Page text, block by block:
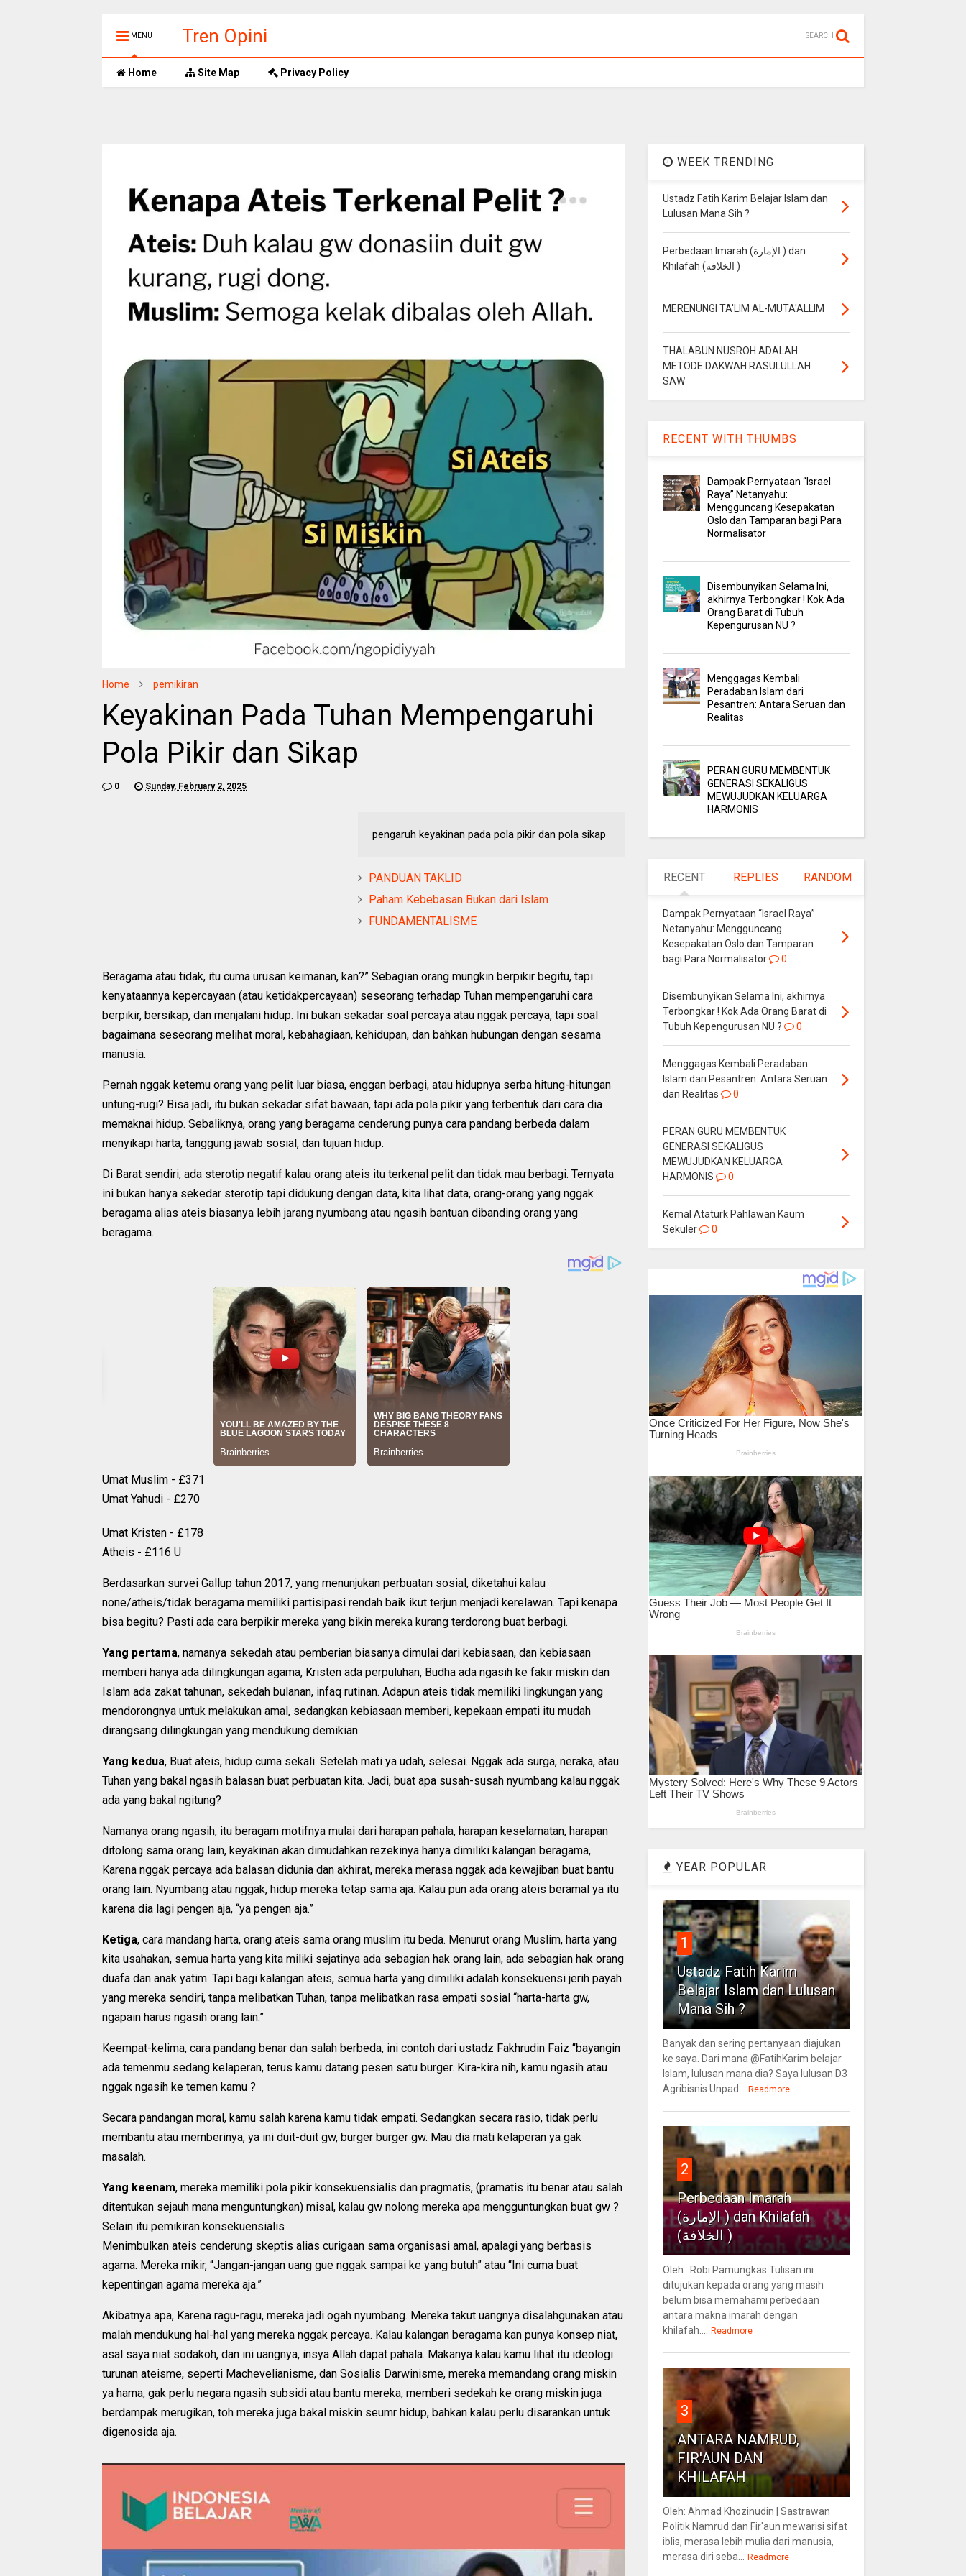
MENU Tren Opini SEARCH
Home Site Map Privacy Policy
Home pemikiran
Keyakinan Pada Tuhan Mempengaruhi
Pola Pikir dan Sikap
0 Sunday, February 2, 2025
pengaruh keyakinan pada pola pikir dan pola sikap
PANDUAN TAKLID
Paham Kebebasan Bukan dari Islam
FUNDAMENTALISME
Beragama atau tidak, itu cuma urusan keimanan, kan?” Sebagian orang mungkin berpikir begitu, tapi
kenyataannya kepercayaan (atau ketidakpercayaan) seseorang terhadap Tuhan mempengaruhi cara
berpikir, bersikap, dan menjalani hidup. Ini bukan sekadar soal percaya atau nggak percaya, tapi soal
bagaimana seseorang melihat moral, kebahagiaan, kehidupan, dan bahkan hubungan dengan sesama
manusia.
Pernah nggak ketemu orang yang pelit luar biasa, enggan berbagi, atau hidupnya serba hitung-hitungan
untung-rugi? Bisa jadi, itu bukan sekadar sifat bawaan, tapi ada pola pikir yang terbentuk dari cara dia
memaknai hidup. Sebaliknya, orang yang beragama cenderung punya cara pandang berbeda dalam
menyikapi harta, tanggung jawab sosial, dan tujuan hidup.
Di Barat sendiri, ada sterotip negatif kalau orang ateis itu terkenal pelit dan tidak mau berbagi. Ternyata
ini bukan hanya sekedar sterotip tapi didukung dengan data, kita lihat data, orang-orang yang nggak
beragama alias ateis biasanya lebih jarang nyumbang atau ngasih bantuan dibanding orang yang
beragama.
Umat Muslim - £371
Umat Yahudi - £270
Umat Kristen - £178
Atheis - £116 U
Berdasarkan survei Gallup tahun 2017, yang menunjukan perbuatan sosial, diketahui kalau
none/atheis/tidak beragama memiliki partisipasi rendah baik ikut terjun menjadi kerelawan. Tapi kenapa
bisa begitu? Pasti ada cara berpikir mereka yang bikin mereka kurang terdorong buat berbagi.
Yang pertama, namanya sekedah atau pemberian biasanya dimulai dari kebiasaan, dan kebiasaan
memberi hanya ada dilingkungan agama, Kristen ada perpuluhan, Budha ada ngasih ke fakir miskin dan
Islam ada zakat tahunan, sekedah bulanan, infaq rutinan. Adapun ateis tidak memiliki lingkungan yang
mendorongnya untuk melakukan amal, sedangkan kebiasaan memberi, kepekaan empati itu mudah
dirangsang dilingkungan yang mendukung demikian.
Yang kedua, Buat ateis, hidup cuma sekali. Setelah mati ya udah, selesai. Nggak ada surga, neraka, atau
Tuhan yang bakal ngasih balasan buat perbuatan kita. Jadi, buat apa susah-susah nyumbang kalau nggak
ada yang bakal ngitung?
Namanya orang ngasih, itu beragam motifnya mulai dari harapan pahala, harapan keselamatan, harapan
ditolong sama orang lain, keyakinan akan dimudahkan rezekinya hanya dimiliki kalangan beragama,
Karena nggak percaya ada balasan didunia dan akhirat, mereka merasa nggak ada kewajiban buat bantu
orang lain. Nyumbang atau nggak, hidup mereka tetap sama aja. Kalau pun ada orang ateis beramal ya itu
karena dia lagi pengen aja, “ya pengen aja.”
Ketiga, cara mandang harta, orang ateis sama orang muslim itu beda. Menurut orang Muslim, harta yang
kita usahakan, semua harta yang kita miliki sejatinya ada sebagian hak orang lain, ada sebagian hak orang
duafa dan anak yatim. Tapi bagi kalangan ateis, semua harta yang dimiliki adalah konsekuensi jerih payah
yang mereka sendiri, tanpa melibatkan Tuhan, tanpa melibatkan rasa empati sosial “harta-harta gw,
ngapain harus ngasih orang lain.”
Keempat-kelima, cara pandang benar dan salah berbeda, ini contoh dari ustadz Fakhrudin Faiz “bayangin
ada temenmu sedang kelaperan, terus kamu datang pesen satu burger. Kira-kira nih, kamu ngasih atau
nggak ngasih ke temen kamu ?
Secara pandangan moral, kamu salah karena kamu tidak empati. Sedangkan secara rasio, tidak perlu
membantu atau memberinya, ya ini duit-duit gw, burger burger gw. Mau dia mati kelaperan ya gak
masalah.
Yang keenam, mereka memiliki pola pikir konsekuensialis dan pragmatis, (pramatis itu benar atau salah
ditentukan sejauh mana menguntungkan) misal, kalau gw nolong mereka apa mengguntungkan buat gw ?
Selain itu pemikiran konsekuensialis
Menimbulkan ateis cenderung skeptis alias curigaan sama organisasi amal, apalagi yang berbasis
agama. Mereka mikir, “Jangan-jangan uang gue nggak sampai ke yang butuh” atau “Ini cuma buat
kepentingan agama mereka aja.”
Akibatnya apa, Karena ragu-ragu, mereka jadi ogah nyumbang. Mereka takut uangnya disalahgunakan atau
malah mendukung hal-hal yang mereka nggak percaya. Kalau kalangan beragama kan punya konsep niat,
asal saya niat sodakoh, dan ini uangnya, insya Allah dapat pahala. Makanya kalau kamu lihat itu ideologi
turunan ateisme, seperti Machevelianisme, dan Sosialis Darwinisme, mereka memandang orang miskin
ya hama, gak perlu negara ngasih subsidi atau bantu mereka, memberi sedekah ke orang miskin juga
berdampak merugikan, toh mereka juga bakal miskin seumr hidup, bahkan kalau perlu disarankan untuk
digenosida aja.
WEEK TRENDING
Ustadz Fatih Karim Belajar Islam dan
Lulusan Mana Sih ?
Perbedaan Imarah (الإمارة ) dan
Khilafah (الخلافة )
MERENUNGI TA'LIM AL-MUTA'ALLIM
THALABUN NUSROH ADALAH
METODE DAKWAH RASULULLAH
SAW
RECENT WITH THUMBS
Dampak Pernyataan “Israel
Raya” Netanyahu:
Mengguncang Kesepakatan
Oslo dan Tamparan bagi Para
Normalisator
Disembunyikan Selama Ini,
akhirnya Terbongkar ! Kok Ada
Orang Barat di Tubuh
Kepengurusan NU ?
Menggagas Kembali
Peradaban Islam dari
Pesantren: Antara Seruan dan
Realitas
PERAN GURU MEMBENTUK
GENERASI SEKALIGUS
MEWUJUDKAN KELUARGA
HARMONIS
RECENT REPLIES RANDOM
Dampak Pernyataan “Israel Raya”
Netanyahu: Mengguncang
Kesepakatan Oslo dan Tamparan
bagi Para Normalisator
0
Disembunyikan Selama Ini, akhirnya
Terbongkar ! Kok Ada Orang Barat di
Tubuh Kepengurusan NU ?
0
Menggagas Kembali Peradaban
Islam dari Pesantren: Antara Seruan
dan Realitas
0
PERAN GURU MEMBENTUK
GENERASI SEKALIGUS
MEWUJUDKAN KELUARGA
HARMONIS
0
Kemal Atatürk Pahlawan Kaum
Sekuler
0
YEAR POPULAR
1
Ustadz Fatih Karim
Belajar Islam dan Lulusan
Mana Sih ?
Banyak dan sering pertanyaan diajukan
ke saya. Dari mana @FatihKarim belajar
Islam, lulusan mana dia? Saya lulusan D3
Agribisnis Unpad...
Readmore
2
Perbedaan Imarah
(الإمارة ) dan Khilafah
(الخلافة )
Oleh : Robi Pamungkas Tulisan ini
ditujukan kepada orang yang masih
belum bisa memahami perbedaan
antara makna imarah dengan
khilafah....
Readmore
3
ANTARA NAMRUD,
FIR'AUN DAN
KHILAFAH
Oleh: Ahmad Khozinudin | Sastrawan
Politik Namrud dan Fir'aun mewarisi sifat
iblis, merasa lebih mulia dari manusia,
merasa diri seba...
Readmore